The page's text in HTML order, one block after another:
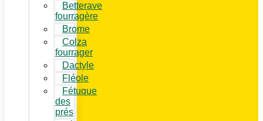
Betterave
fourragère
Brome
Colza
fourrager
Dactyle
Fléole
Fétuque
des
prés